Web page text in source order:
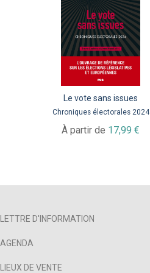
La fusion des régions
Le laboratoire d'Occitanie
À partir de24,99 €
Le vote sans issues
Chroniques électorales 2024
À partir de 17,99 €
LETTRE D'INFORMATION
AGENDA
LIEUX DE VENTE